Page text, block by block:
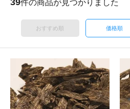
件の商品が見つかりました
おすすめ順 価格順